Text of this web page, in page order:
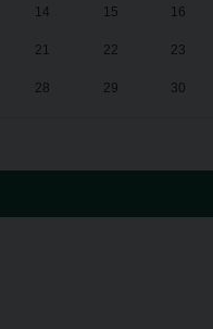
14 15 16
21 22 23
28 29 30